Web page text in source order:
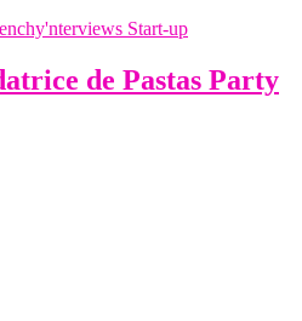
Start-up
de Pastas Party